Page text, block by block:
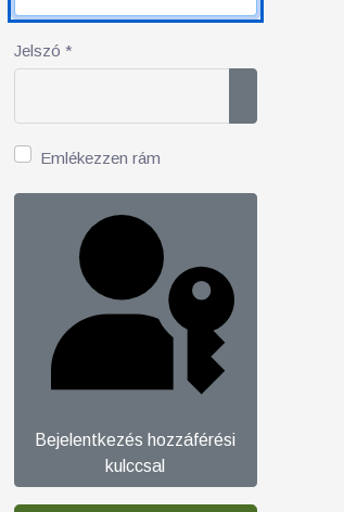
Jelszó *
Emlékezzen rám
Bejelentkezés hozzáférési
kulccsal